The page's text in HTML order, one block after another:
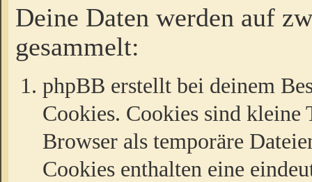
Deine Daten werden auf
gesammelt:
phpBB erstellt bei deinem
Cookies. Cookies sind kleine
Browser als temporäre
Cookies enthalten eine